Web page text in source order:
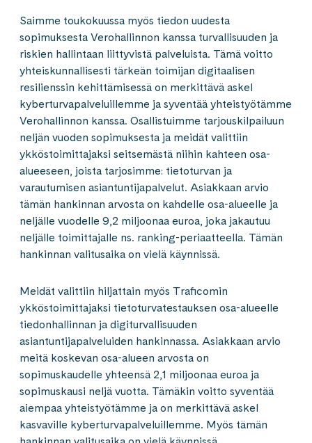
Saimme toukokuussa myös tiedon uudesta
sopimuksesta Verohallinnon kanssa turvallisuuden ja
riskien hallintaan liittyvistä palveluista. Tämä voitto
yhteiskunnallisesti tärkeän toimijan digitaalisen
resilienssin kehittämisessä on merkittävä askel
kyberturvapalveluillemme ja syventää yhteistyötämme
Verohallinnon kanssa. Osallistuimme tarjouskilpailuun
neljän vuoden sopimuksesta ja meidät valittiin
ykköstoimittajaksi seitsemästä niihin kahteen osa-
alueeseen, joista tarjosimme: tietoturvan ja
varautumisen asiantuntijapalvelut. Asiakkaan arvio
tämän hankinnan arvosta on kahdelle osa-alueelle ja
neljälle vuodelle 9,2 miljoonaa euroa, joka jakautuu
neljälle toimittajalle ns. ranking-periaatteella. Tämän
hankinnan valitusaika on vielä käynnissä.
Meidät valittiin hiljattain myös Traficomin
ykköstoimittajaksi tietoturvatestauksen osa-alueelle
tiedonhallinnan ja digiturvallisuuden
asiantuntijapalveluiden hankinnassa. Asiakkaan arvio
meitä koskevan osa-alueen arvosta on
sopimuskaudelle yhteensä 2,1 miljoonaa euroa ja
sopimuskausi neljä vuotta. Tämäkin voitto syventää
aiempaa yhteistyötämme ja on merkittävä askel
kasvaville kyberturvapalveluillemme. Myös tämän